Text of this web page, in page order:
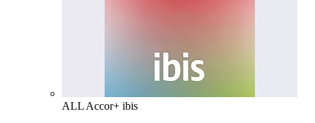
ALL Accor+ ibis